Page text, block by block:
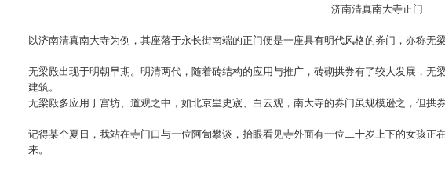
济南清真南大寺正门
以济南清真南大寺为例，其座落于永长街南端的正门便是一座具有明代风格的券门，亦称无梁
无梁殿出现于明朝早期。明清两代，随着砖结构的应用与推广，砖砌拱券有了较大发展，
建筑。
无梁殿多应用于宫坊、道观之中，如北京皇史宬、白云观，南大寺的券门虽规模逊之，但拱券
记得某个夏日，我站在寺门口与一位阿訇攀谈，抬眼看见寺外面有一位二十岁上下的女孩
来。